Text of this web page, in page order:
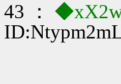
43 ：
／